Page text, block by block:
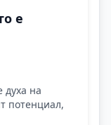
е
духа на
потенциал,